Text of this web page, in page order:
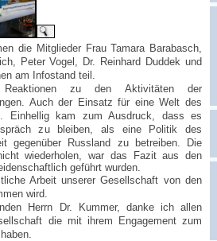
die Mitglieder Frau Tamara Barabasch,
Peter Vogel, Dr. Reinhard Duddek und
am Infostand teil.
zu den Aktivitäten der
Auch der Einsatz für eine Welt des
Einhellig kam zum Ausdruck, dass es
zu bleiben, als eine Politik des
gegenüber Russland zu betreiben.
Die
wiederholen, war das Fazit aus den
geführt wurden.
Arbeit unserer Gesellschaft von den
wird.
Herrn Dr. Kummer, danke ich allen
die mit ihrem Engagement zum